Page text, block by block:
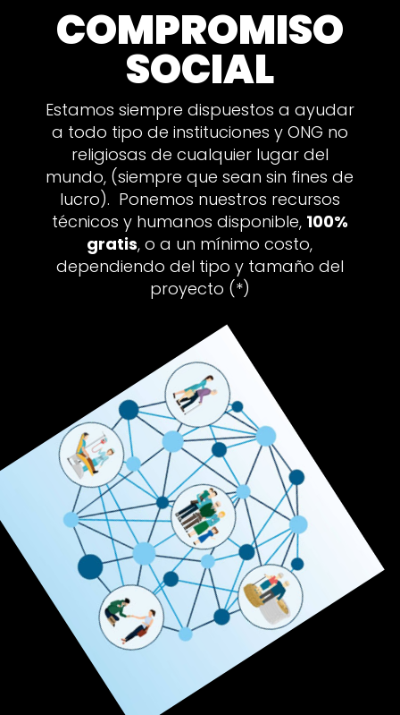
COMPROMISO
SOCIAL
Estamos siempre dispuestos a ayudar
a todo tipo de instituciones y ONG no
religiosas de cualquier lugar del
mundo, (siempre que sean sin fines de
lucro). Ponemos nuestros recursos
técnicos y humanos disponible, 100%
gratis, o a un mínimo costo,
dependiendo del tipo y tamaño del
proyecto (*)